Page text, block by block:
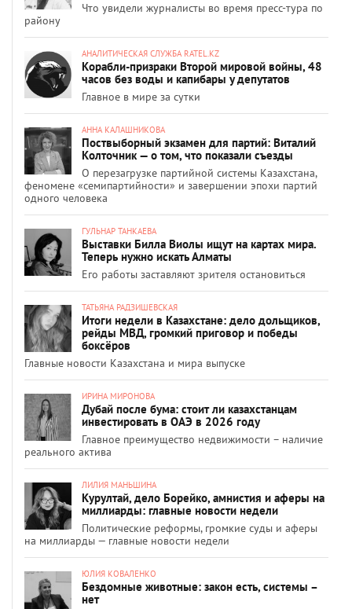
Что увидели журналисты во время пресс-тура по
району
АНАЛИТИЧЕСКАЯ СЛУЖБА RATEL.KZ
Корабли-призраки Второй мировой войны, 48
часов без воды и капибары у депутатов
Главное в мире за сутки
АННА КАЛАШНИКОВА
Поствыборный экзамен для партий: Виталий
Колточник — о том, что показали съезды
О перезагрузке партийной системы Казахстана,
феномене «семипартийности» и завершении эпохи партий
одного человека
ГУЛЬНАР ТАНКАЕВА
Выставки Билла Виолы ищут на картах мира.
Теперь нужно искать Алматы
Его работы заставляют зрителя остановиться
ТАТЬЯНА РАДЗИШЕВСКАЯ
Итоги недели в Казахстане: дело дольщиков,
рейды МВД, громкий приговор и победы
боксёров
Главные новости Казахстана и мира выпуске
ИРИНА МИРОНОВА
Дубай после бума: стоит ли казахстанцам
инвестировать в ОАЭ в 2026 году
Главное преимущество недвижимости – наличие
реального актива
ЛИЛИЯ МАНЬШИНА
Курултай, дело Борейко, амнистия и аферы на
миллиарды: главные новости недели
Политические реформы, громкие суды и аферы
на миллиарды — главные новости недели
ЮЛИЯ КОВАЛЕНКО
Бездомные животные: закон есть, системы –
нет